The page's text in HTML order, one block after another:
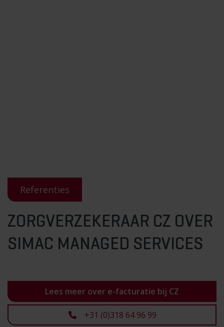
Referenties
ZORGVERZEKERAAR CZ OVER
SIMAC MANAGED SERVICES
Lees meer over e-facturatie bij CZ
+31 (0)318 64 96 99